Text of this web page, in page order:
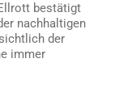
bestätigt
nachhaltigen
der
immer